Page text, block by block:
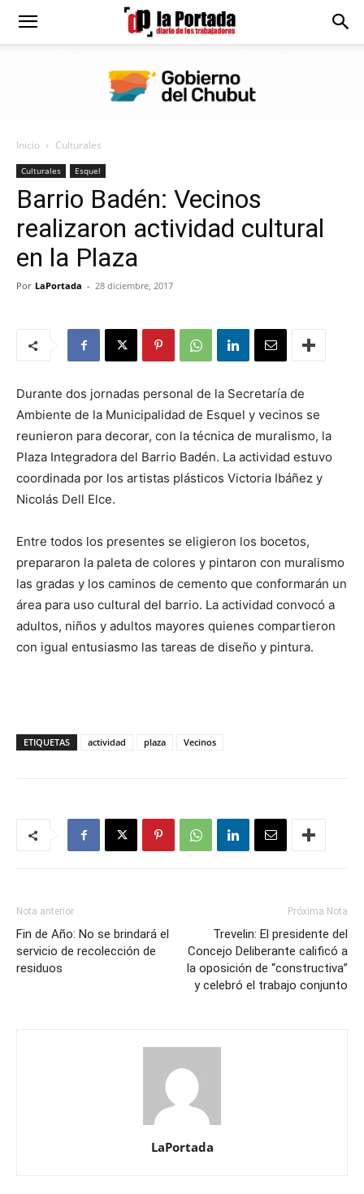
Diario
Portada
Inicio Culturales
Culturales Esquel
Barrio Badén: Vecinos
realizaron actividad cultural
en la Plaza
Por LaPortada - 28 diciembre, 2017
Durante dos jornadas personal de la Secretaría de
Ambiente de la Municipalidad de Esquel y vecinos se
reunieron para decorar, con la técnica de muralismo, la
Plaza Integradora del Barrio Badén. La actividad estuvo
coordinada por los artistas plásticos Victoria Ibáñez y
Nicolás Dell Elce.
Entre todos los presentes se eligieron los bocetos,
prepararon la paleta de colores y pintaron con muralismo
las gradas y los caminos de cemento que conformarán un
área para uso cultural del barrio. La actividad convocó a
adultos, niños y adultos mayores quienes compartieron
con igual entusiasmo las tareas de diseño y pintura.
ETIQUETAS actividad plaza Vecinos
Nota anterior
Fin de Año: No se brindará el
servicio de recolección de
residuos
Próxima Nota
Trevelin: El presidente del
Concejo Deliberante calificó a
la oposición de “constructiva”
y celebró el trabajo conjunto
LaPortada